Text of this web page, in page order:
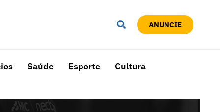
ANUNCIE
Saúde Esporte Cultura